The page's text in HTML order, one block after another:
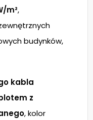
m²,
budynków,
kabla
z
, kolor